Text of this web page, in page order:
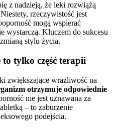
z nadzieją, że leki rozwiążą
rzeczywistość jest
mogą wspierać
wystarczą. Kluczem do sukcesu
stylu życia.
tylko część terapii
zwiększające wrażliwość na
otrzymuje odpowiednie
nie jest uznawana za
– to zaburzenie
podejścia.